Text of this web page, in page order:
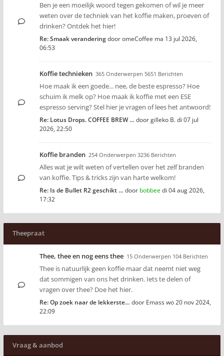
Ben je een moeilijk woord tegen gekomen of wil je meer
weten over de techniek van het koffie maken, proeven of
drinken? Ontdek het hier!
Re: Smaak veranderingdooromeCoffee ma 13 jul 2026,
06:53
Koffie technieken 365 Onderwerpen 5651 Berichten
Hoe maak ik een goede... nee, de beste espresso? Hoe
schuim ik melk op? Hoe maak ik koffie met een ESE
espresso serving? Stel hier je vragen of lees het antwoord!
Re: Lotus Drops. COFFEE BREW … doorgilleko B.di 07 jul
2026, 22:50
Koffie branden 254 Onderwerpen 3236 Berichten
Alles wat je wilt weten of vertellen over het zelf branden
van koffie. Tips & tricks zijn van harte welkom!
Re: Is de Bullet R2 geschikt … door bobbeedi 04 aug 2026,
17:32
Theepraat
Thee, thee en nog eens thee 15 Onderwerpen 104 Berichten
Thee is natuurlijk geen koffie maar dat neemt niet weg
dat sommigen van ons het drinken. Iets te delen of
vragen over thee? Doe het hier.
Re: Op zoek naar de lekkerste… door Emasswo 20 nov 2024,
22:09
Vraag & aanbod